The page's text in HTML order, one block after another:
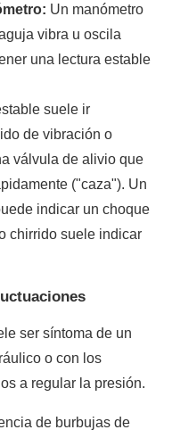
Un manómetro
vibra u oscila
una lectura estable
suele ir
de vibración o
válvula de alivio que
("caza"). Un
indicar un choque
chirrido suele indicar
ser síntoma de un
o con los
a regular la presión.
de burbujas de